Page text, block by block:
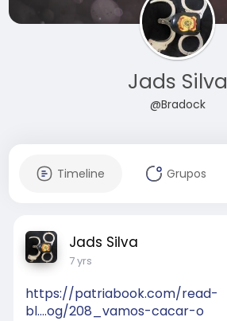
Jads Silva
@Bradock
Timeline Grupos
Jads Silva
7 yrs
https://patriabook.com/read-
bl....og/208_vamos-cacar-o